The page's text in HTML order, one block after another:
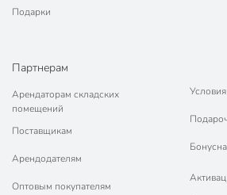
Подарки
Партнерам
Арендаторам складских
помещений
Поставщикам
Арендодателям
Оптовым покупателям